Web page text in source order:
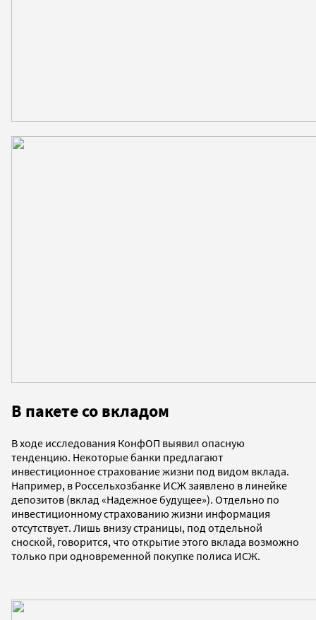
В пакете со вкладом
В ходе исследования КонфОП выявил опасную
тенденцию. Некоторые банки предлагают
инвестиционное страхование жизни под видом вклада.
Например, в Россельхозбанке ИСЖ заявлено в линейке
депозитов (вклад «Надежное будущее»). Отдельно по
инвестиционному страхованию жизни информация
отсутствует. Лишь внизу страницы, под отдельной
сноской, говорится, что открытие этого вклада возможно
только при одновременной покупке полиса ИСЖ.